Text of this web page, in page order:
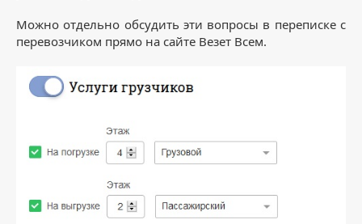
Можно отдельно обсудить эти вопросы в переписке с
перевозчиком прямо на сайте Везет Всем.